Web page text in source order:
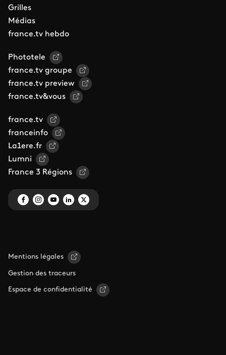
Grilles
Médias
france.tv hebdo
Phototele
france.tv groupe
france.tv preview
france.tv&vous
france.tv
franceinfo
La1ere.fr
Lumni
France 3 Régions
Mentions légales
Gestion des traceurs
Espace de confidentialité